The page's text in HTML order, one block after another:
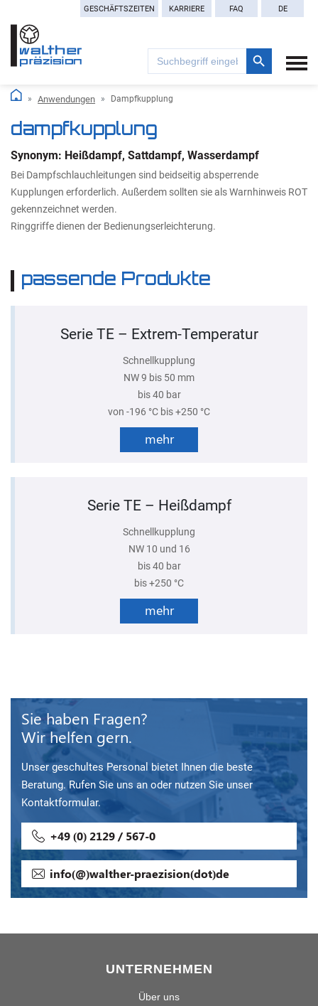
GESCHÄFTSZEITEN KARRIERE FAQ DE
Search
for:
Search Button
Anwendungen Dampfkupplung
dampfkupplung
Synonym: Heißdampf, Sattdampf, Wasserdampf
Bei Dampfschlauchleitungen sind beidseitig absperrende
Kupplungen erforderlich. Außerdem sollten sie als Warnhinweis ROT
gekennzeichnet werden.
Ringgriffe dienen der Bedienungserleichterung.
passende Produkte
Serie TE – Extrem-Temperatur
Schnellkupplung
NW 9 bis 50 mm
bis 40 bar
von -196 °C bis +250 °C
mehr
Serie TE – Heißdampf
Schnellkupplung
NW 10 und 16
bis 40 bar
bis +250 °C
mehr
Sie haben Fragen?
Wir helfen gern.
Unser geschultes Personal bietet Ihnen die beste
Beratung. Rufen Sie uns an oder nutzen Sie unser
Kontaktformular.
+49 (0) 2129 / 567-0
info(@)walther-praezision(dot)de
UNTERNEHMEN
Über uns